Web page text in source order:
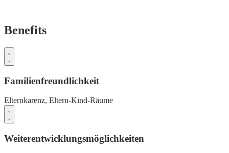
Benefits
Familienfreundlichkeit
Elternkarenz, Eltern-Kind-Räume
Weiterentwicklungsmöglichkeiten